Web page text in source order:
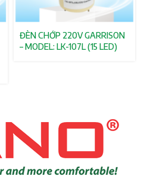
ĐÈN CHỚP 220V GARRISON
– MODEL: LK-107L (15 LED)